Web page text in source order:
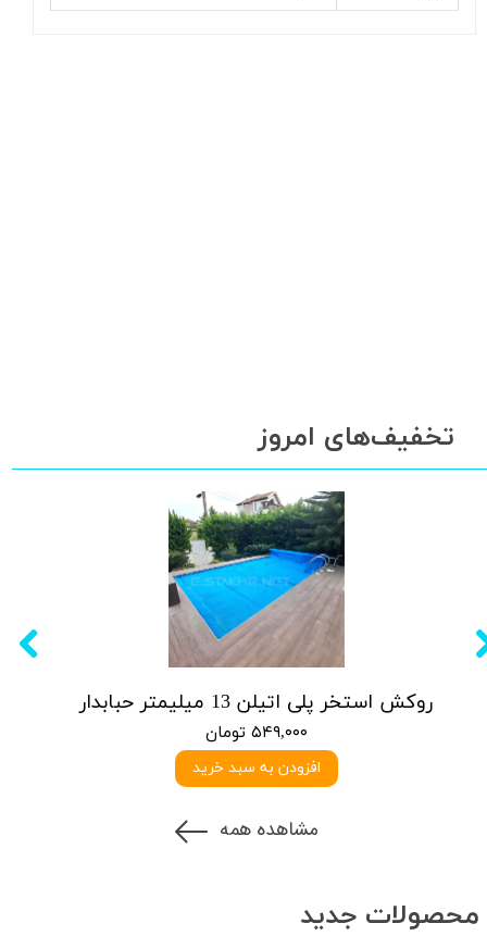
روکش استخر پلی اتیلن 13 میلیمتر حبابدار
۵۴۹,۰۰۰ تومان
افزودن به سبد خرید
تخفیف‌های امروز
مشاهده همه
محصولات جدید